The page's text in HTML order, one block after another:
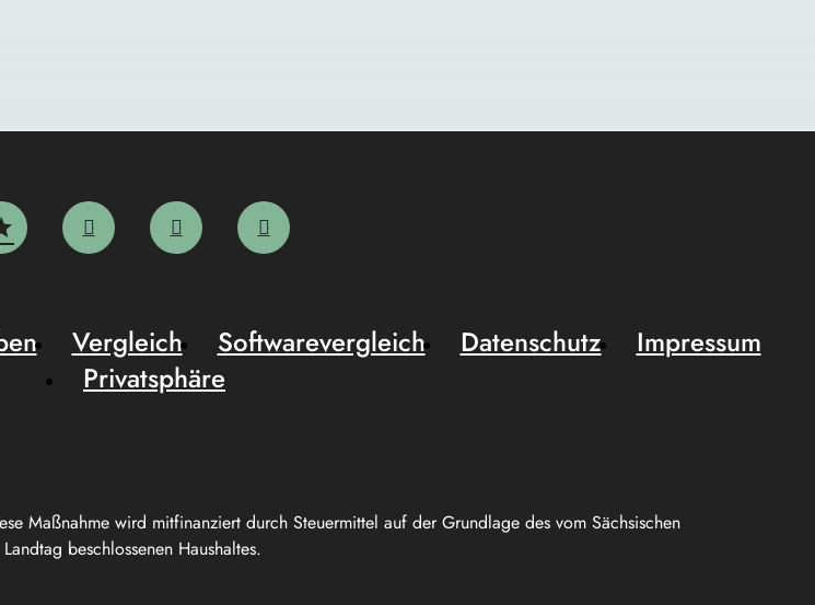
Maßnahme wird mitfinanziert durch Steuermittel auf der Grundlage des vom Sächsischen
Landtag beschlossenen Haushaltes.
Vergleich Softwarevergleich Datenschutz
Impressum
Privatsphäre